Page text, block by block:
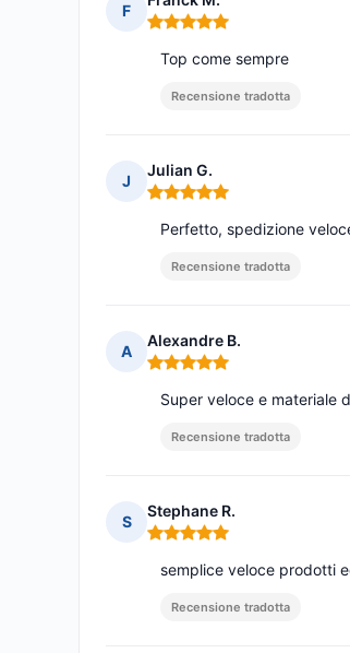
F
Nota: 5 su 5
Top come sempre
Recensione tradotta
J
Julian G.
Nota: 5 su 5
Perfetto, spedizione
Recensione tradotta
A
Alexandre B.
Nota: 5 su 5
Super veloce e materiale
Recensione tradotta
S
Stephane R.
Nota: 5 su 5
semplice veloce prodotti
Recensione tradotta